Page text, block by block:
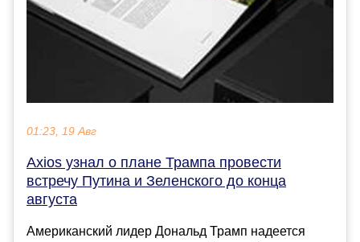
01:23, 19 Авг
Axios узнал о плане Трампа провести
встречу Путина и Зеленского до конца
августа
Американский лидер Дональд Трамп надеется